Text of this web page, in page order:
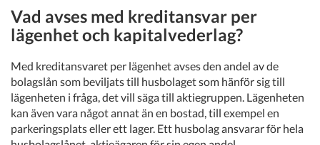
Vad avses med kreditansvar per
lägenhet och kapitalvederlag?
Med kreditansvaret per lägenhet avses den andel av de
bolagslån som beviljats till husbolaget som hänför sig till
lägenheten i fråga, det vill säga till aktiegruppen. Lägenheten
kan även vara något annat än en bostad, till exempel en
parkeringsplats eller ett lager. Ett husbolag ansvarar för hela